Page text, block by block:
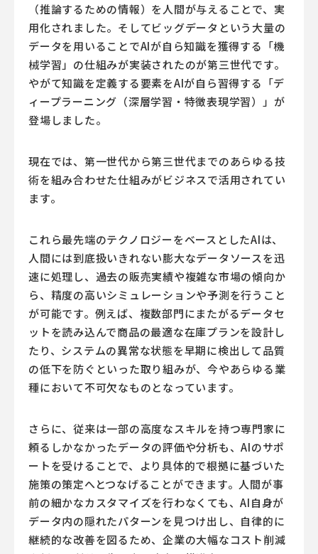
（推論するための情報）を人間が与えることで、実
用化されました。そしてビッグデータという大量の
データを用いることでAIが自ら知識を獲得する「機
械学習」の仕組みが実装されたのが第三世代です。
やがて知識を定義する要素をAIが自ら習得する「デ
ィープラーニング（深層学習・特徴表現学習）」が
登場しました。
現在では、第一世代から第三世代までのあらゆる技
術を組み合わせた仕組みがビジネスで活用されてい
ます。
これら最先端のテクノロジーをベースとしたAIは、
人間には到底扱いきれない膨大なデータソースを迅
速に処理し、過去の販売実績や複雑な市場の傾向か
ら、精度の高いシミュレーションや予測を行うこと
が可能です。例えば、複数部門にまたがるデータセ
ットを読み込んで商品の最適な在庫プランを設計し
たり、システムの異常な状態を早期に検出して品質
の低下を防ぐといった取り組みが、今やあらゆる業
種において不可欠なものとなっています。
さらに、従来は一部の高度なスキルを持つ専門家に
頼るしかなかったデータの評価や分析も、AIのサポ
ートを受けることで、より具体的で根拠に基づいた
施策の策定へとつなげることができます。人間が事
前の細かなカスタマイズを行わなくても、AI自身が
データ内の隠れたパターンを見つけ出し、自律的に
継続的な改善を図るため、企業の大幅なコスト削減